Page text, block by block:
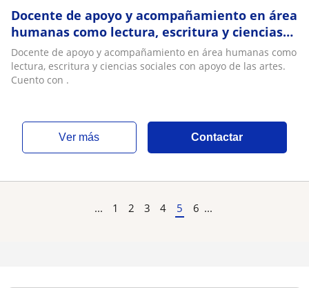
Docente de apoyo y acompañamiento en área
humanas como lectura, escritura y ciencias
sociales con apoyo de las artes. Cuento con
Docente de apoyo y acompañamiento en área humanas como
lectura, escritura y ciencias sociales con apoyo de las artes.
Cuento con .
ver más Contactar
... 1 2 3 4 5 6 ...